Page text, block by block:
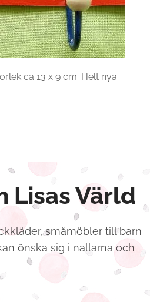
ca 13 x 9 cm. Helt nya.
Lisas Värld
småmöbler till barn
önska sig i nallarna och